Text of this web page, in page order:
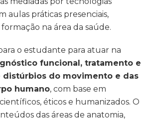
aulas práticas presenciais,
formação na área da saúde.
o estudante para atuar na
funcional, tratamento e
distúrbios do movimento e das
humano, com base em
éticos e humanizados. O
das áreas de anatomia,